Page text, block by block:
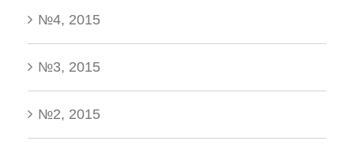
№4, 2015
№3, 2015
№2, 2015